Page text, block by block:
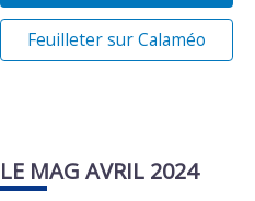
Feuilleter sur Calaméo
LE MAG AVRIL 2024